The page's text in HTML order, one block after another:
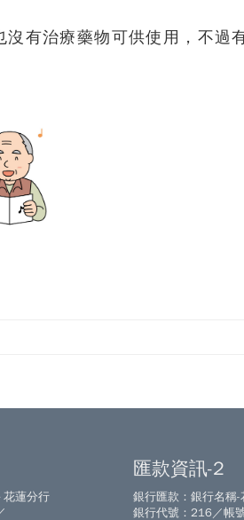
有治療藥物可供使用，不過
花蓮分行
匯款資訊-2
銀行匯款：銀行名稱
銀行代號：216／帳